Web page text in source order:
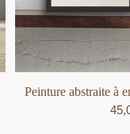
Peinture abstraite à